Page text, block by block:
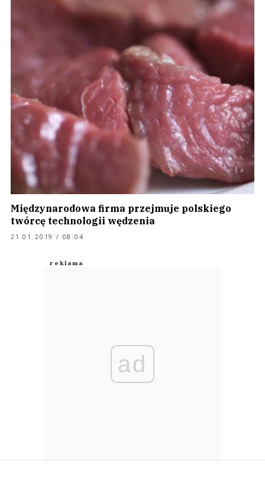
Międzynarodowa firma przejmuje polskiego
twórcę technologii wędzenia
21.01.2019 / 08:04
ad